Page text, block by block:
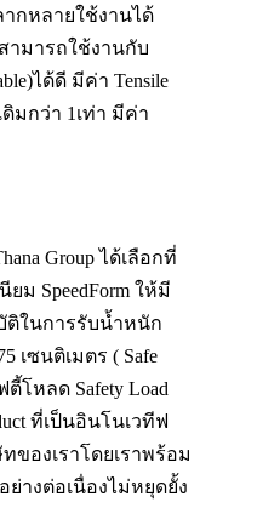
กหลายใช้งานได้
ามารถใช้งานกับ
ได้ดี มีค่า Tensile
มกว่า 1เท่า มีค่า
Group ได้เลือกที่
ม SpeedForm ให้มี
ในการรับน้ำหนัก
เซนติเมตร ( Safe
โหลด Safety Load
ที่เป็นอินโนเวทีฟ
ของเราโดยเราพร้อม
างต่อเนื่องไม่หยุดยั้ง